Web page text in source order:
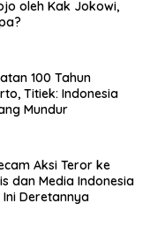
oleh Kak Jokowi,
100 Tahun
Titiek: Indonesia
Mundur
Aksi Teror ke
dan Media Indonesia
Ini Deretannya